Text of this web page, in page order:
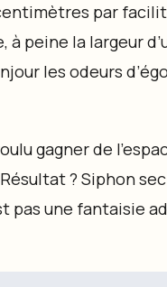
par
peine la largeur
les odeurs
gagner de
? Siphon
pas une fantaisie